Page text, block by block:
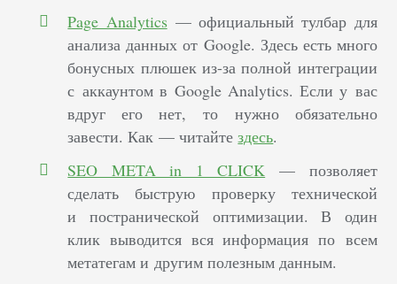
Page Analytics— официальный тулбар для
анализа данных от Google. Здесь есть много
бонусных плюшек из-за полной интеграции
с аккаунтом в Google Analytics. Если у вас
вдруг его нет, то нужно обязательно
завести. Как — читайтездесь.
SEO META in 1 CLICK — позволяет
сделать быструю проверку технической
и постранической оптимизации. В один
клик выводится вся информация по всем
метатегам и другим полезным данным.